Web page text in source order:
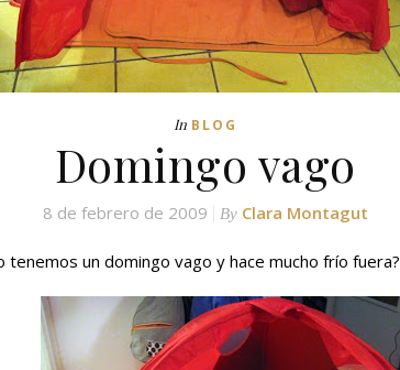
In BLOG
Domingo vago
8 de febrero de 2009 By Clara Montagut
tenemos un domingo vago y hace mucho frío fuera?